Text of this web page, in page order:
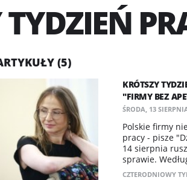
(5)
KRÓTSZY
"FIRMY BEZ
ŚRODA, 13
Polskie firmy
pracy - pisze
14 sierpnia
sprawie.
CZTERODNIOWY